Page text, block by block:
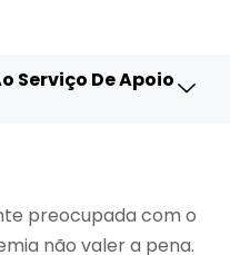
Serviço De Apoio
preocupada com o
não valer a pena.